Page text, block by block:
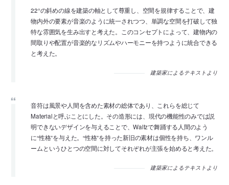
22°の斜めの線を建築の軸として尊重し、空間を規律することで、建
物内外の要素が音楽のように統一されつつ、単調な空間を打破して独
特な雰囲気を生み出すと考えた。このコンセプトによって、建物内の
間取りや配置が音楽的なリズムやハーモニーを持つように統合できる
と考えた。
建築家によるテキストより
音符は風景や人間を含めた素材の総体であり、これらを総じて
Materialと呼ぶことにした。その造形には、現代の機能性のみでは説
明できないデザインを与えることで、Waltzで舞踊する人間のよう
に“性格”を与えた。“性格”を持った新旧の素材は個性を持ち、ワンル
ームというひとつの空間に対してそれぞれが主張を始めると考えた。
建築家によるテキストより